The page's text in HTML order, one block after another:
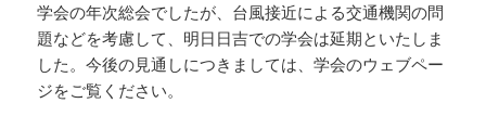
学会の年次総会でしたが、台風接近による交通機関の問
題などを考慮して、明日日吉での学会は延期といたしま
した。今後の見通しにつきましては、学会のウェブペー
ジをご覧ください。